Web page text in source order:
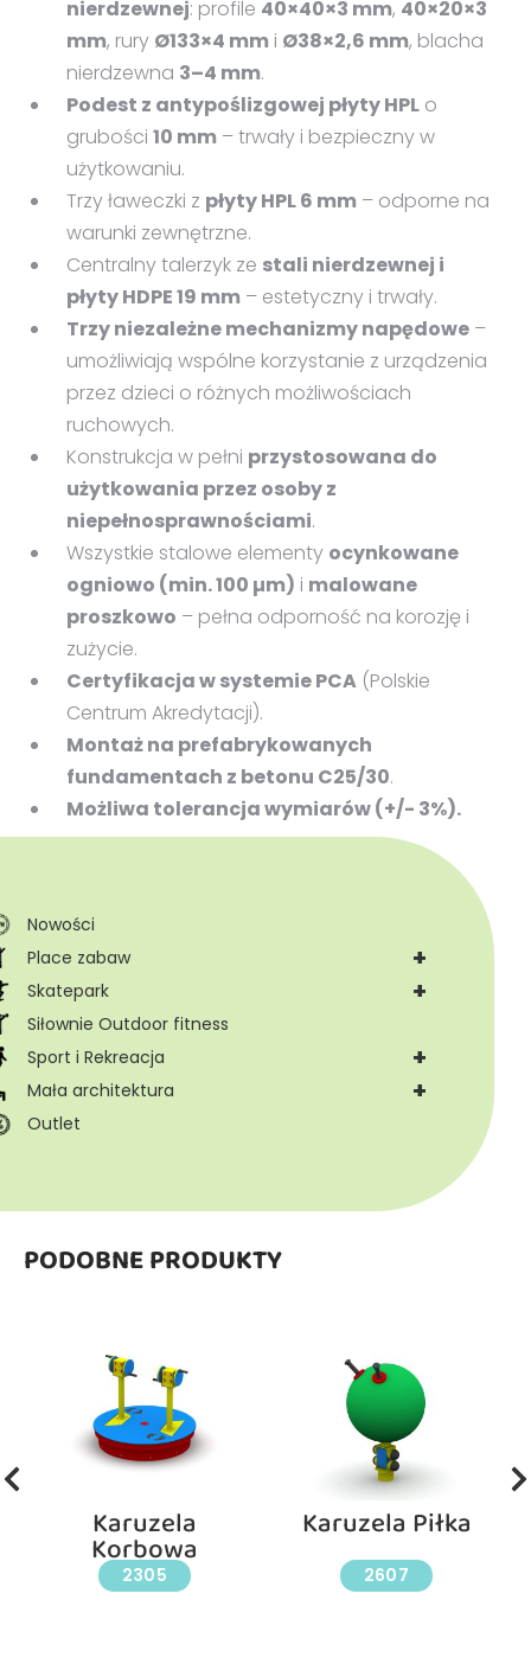
Nowości
+
Place zabaw
+
Skatepark
Siłownie Outdoor fitness
+
Sport i Rekreacja
+
Mała architektura
Outlet
nierdzewnej: profile 40×40×3 mm, 40×20×3
mm, rury Ø133×4 mm i Ø38×2,6 mm, blacha
nierdzewna 3–4 mm.
Podest z antypoślizgowej płyty HPL o
grubości 10 mm – trwały i bezpieczny w
użytkowaniu.
Trzy ławeczki z płyty HPL 6 mm – odporne na
warunki zewnętrzne.
Centralny talerzyk ze stali nierdzewnej i
płyty HDPE 19 mm – estetyczny i trwały.
Trzy niezależne mechanizmy napędowe –
umożliwiają wspólne korzystanie z urządzenia
przez dzieci o różnych możliwościach
ruchowych.
Konstrukcja w pełni przystosowana do
użytkowania przez osoby z
niepełnosprawnościami.
Wszystkie stalowe elementy ocynkowane
ogniowo (min. 100 µm) i malowane
proszkowo – pełna odporność na korozję i
zużycie.
Certyfikacja w systemie PCA (Polskie
Centrum Akredytacji).
Montaż na prefabrykowanych
fundamentach z betonu C25/30.
Możliwa tolerancja wymiarów (+/- 3%).
PODOBNE PRODUKTY
Karuzela
Korbowa
2305
Karuzela Piłka
2607